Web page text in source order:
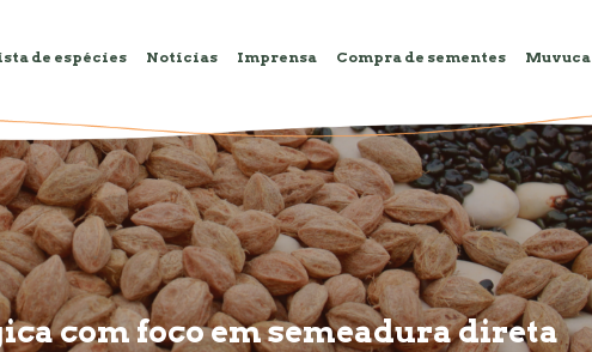
de espécies Notícias Imprensa Compra de sementes Muvuca
com foco em semeadura direta